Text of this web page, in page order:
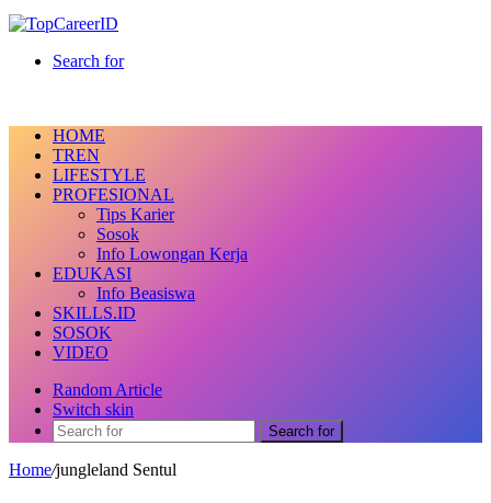
Search for
HOME
TREN
LIFESTYLE
PROFESIONAL
Tips Karier
Sosok
Info Lowongan Kerja
EDUKASI
Info Beasiswa
SKILLS.ID
SOSOK
VIDEO
Random Article
Switch skin
Search for
Home/jungleland Sentul